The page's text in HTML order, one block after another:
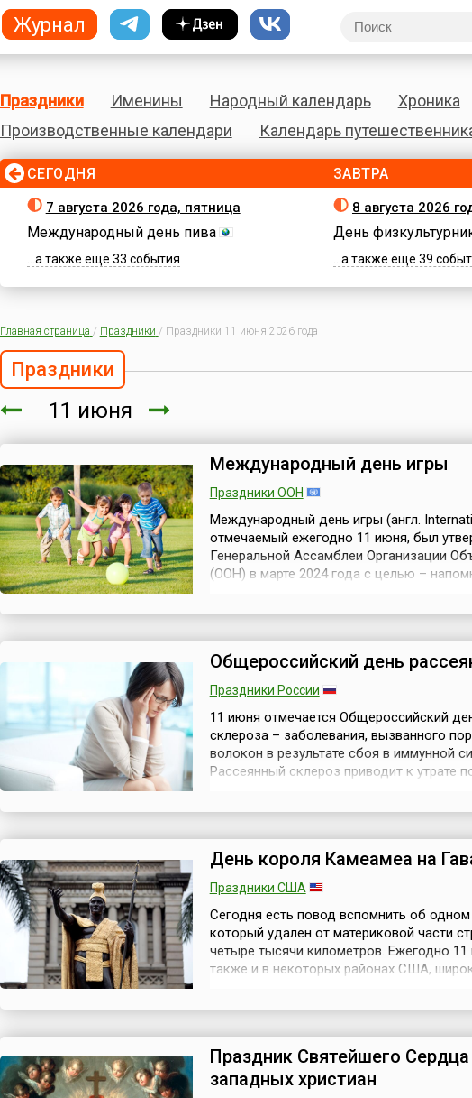
Праздники Именины Народный календарь Хроника
Производственные календари
Календарь
СЕГОДНЯ
7 августа 2026 года, пятница
Международный день пива
...а также еще 33 события
ЗАВТРА
8 августа 2026
День
...а также еще 39
Главная страница / Праздники / Праздники 11 июня 2026 года
Праздники
11 июня
Международный день игры
Праздники ООН
Международный день игры (англ.
отмечаемый ежегодно 11 июня, был
Генеральной Ассамблеи Организации
(ООН) в марте 2024 года с целью –
заместитель министра ...
Общероссийский день
Праздники России
11 июня отмечается Общероссийский
склероза – заболевания, вызванного
волокон в результате сбоя в иммунной
Рассеянный склероз приводит к утрате
возрасте, но и в период активной жизн...
День короля Камеамеа на
Праздники США
Сегодня есть повод вспомнить об
который удален от материковой части
четыре тысячи километров. Ежегодно 11
также и в некоторых районах США,
V в честь своего вели...
Праздник Святейшего Сердца
западных христиан
Журнал